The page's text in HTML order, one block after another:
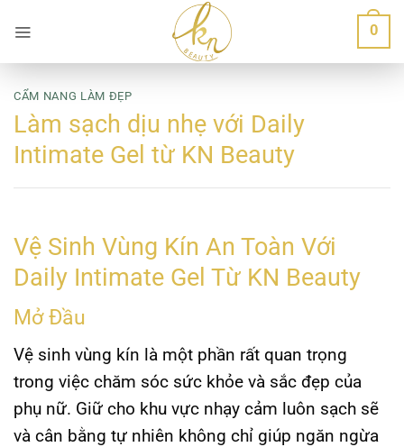
qua
nội
dung
0
CẨM NANG LÀM ĐẸP
Làm sạch dịu nhẹ với Daily
Intimate Gel từ KN Beauty
Vệ Sinh Vùng Kín An Toàn Với
Daily Intimate Gel Từ KN Beauty
Mở Đầu
Vệ sinh vùng kín là một phần rất quan trọng
trong việc chăm sóc sức khỏe và sắc đẹp của
phụ nữ. Giữ cho khu vực nhạy cảm luôn sạch sẽ
và cân bằng tự nhiên không chỉ giúp ngăn ngừa